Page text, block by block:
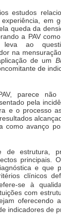
estudos
em
queda da
a PAV
leva ao
na
de um
de
parece não
pela
e o processo
como avanço
de estrutura,
principais.
e que
clínicos
se à
com
oferecendo
indicadores de